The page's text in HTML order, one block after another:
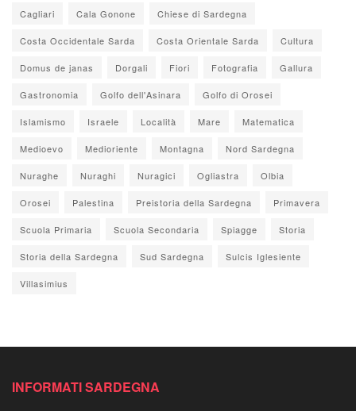
Cagliari Cala Gonone Chiese di Sardegna
Costa Occidentale Sarda Costa Orientale Sarda Cultura
Domus de janas Dorgali Fiori Fotografia Gallura
Gastronomia Golfo dell'Asinara Golfo di Orosei
Islamismo Israele Località Mare Matematica
Medioevo Medioriente Montagna Nord Sardegna
Nuraghe Nuraghi Nuragici Ogliastra Olbia
Orosei Palestina Preistoria della Sardegna Primavera
Scuola Primaria Scuola Secondaria Spiagge Storia
Storia della Sardegna Sud Sardegna Sulcis Iglesiente
Villasimius
INFORMATI SARDEGNA